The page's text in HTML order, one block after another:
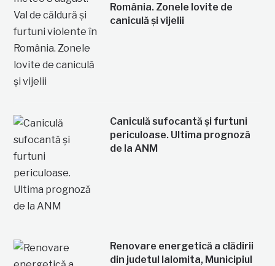
România. Zonele lovite de
caniculă și vijelii
Caniculă sufocantă și furtuni
periculoase. Ultima prognoză
de la ANM
Renovare energetică a clădirii
din judetul Ialomita, Municipiul